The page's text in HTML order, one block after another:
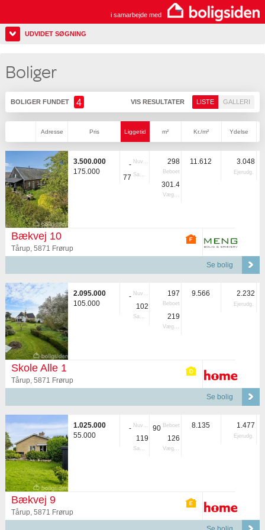
i samarbejde med
UDVIDET SØGNING
Boliger
BOLIGER FUNDET 4 VIS RESULTATER LISTE GALLERI
Adresse Pris Liggetid m² Kr./m² Ydelse
3.500.000
175.000
- Nuvær.
77 Samlet
298
Beboet
301.4
Vægtet
11.612 3.048
Ejerudg.
Bækvej 10
Tårup, 5871 Frørup
Se bolig
2.095.000
105.000
- Nuvær.
102
Samlet
197
Beboet
219
Vægtet
9.566 2.232
Ejerudg.
Skole Alle 1
Tårup, 5871 Frørup
Se bolig
1.025.000
55.000
- Nuvær.
119
Samlet
90 Beboet
126
Vægtet
8.135 1.477
Ejerudg.
Bækvej 9
Tårup, 5871 Frørup